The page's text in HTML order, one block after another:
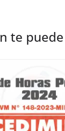
te